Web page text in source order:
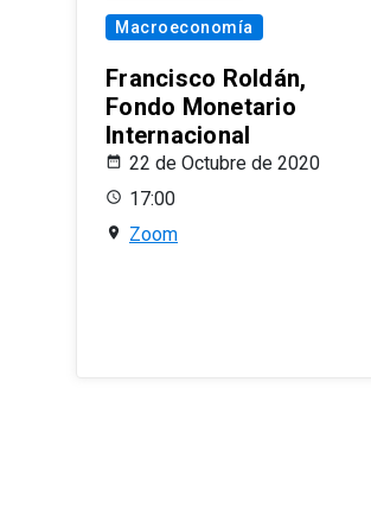
Macroeconomía
Francisco Roldán,
Fondo Monetario
Internacional
22 de Octubre de 2020
17:00
Zoom